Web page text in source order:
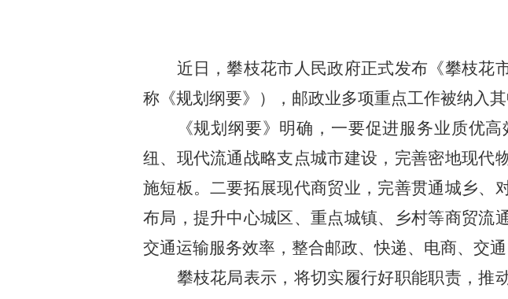
近日，攀枝花市人民政府正式发布《攀枝花
称《规划纲要》），邮政业多项重点工作被纳入其
《规划纲要》明确，一要促进服务业质优
纽、现代流通战略支点城市建设，完善密地现代
施短板。二要拓展现代商贸业，完善贯通城乡、
布局，提升中心城区、重点城镇、乡村等商贸流
交通运输服务效率，整合邮政、快递、电商、交
攀枝花局表示，将切实履行好职能职责，推